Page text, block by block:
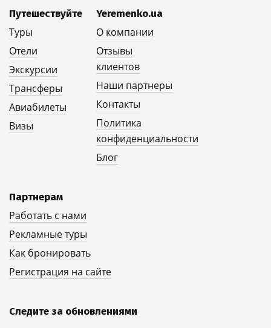
Путешествуйте
Туры
Отели
Экскурсии
Трансферы
Авиабилеты
Визы
Yeremenko.ua
О компании
Отзывы
клиентов
Наши партнеры
Контакты
Политика
конфиденциальности
Блог
Партнерам
Работать с нами
Рекламные туры
Как бронировать
Регистрация на сайте
Следите за обновлениями